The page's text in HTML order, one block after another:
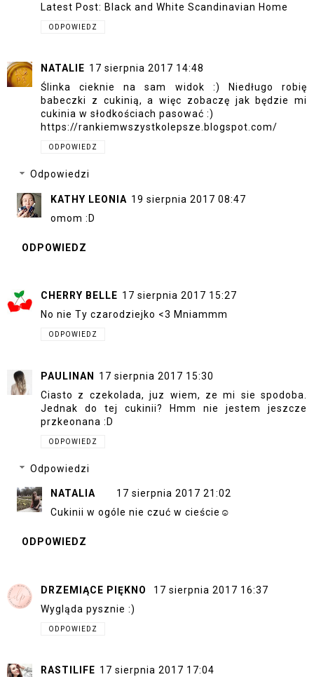
Latest Post: Black and White Scandinavian Home
ODPOWIEDZ
NATALIE 17 sierpnia 2017 14:48
Ślinka cieknie na sam widok :) Niedługo robię
babeczki z cukinią, a więc zobaczę jak będzie mi
cukinia w słodkościach pasować :)
https://rankiemwszystkolepsze.blogspot.com/
ODPOWIEDZ
Odpowiedzi
KATHY LEONIA 19 sierpnia 2017 08:47
omom :D
ODPOWIEDZ
CHERRY BELLE 17 sierpnia 2017 15:27
No nie Ty czarodziejko <3 Mniammm
ODPOWIEDZ
PAULINAN
17 sierpnia 2017 15:30
Ciasto z czekolada, juz wiem, ze mi sie spodoba.
Jednak do tej cukinii? Hmm nie jestem jeszcze
przkeonana :D
ODPOWIEDZ
Odpowiedzi
NATALIA
17 sierpnia 2017 21:02
Cukinii w ogóle nie czuć w cieście☺
ODPOWIEDZ
DRZEMIĄCE PIĘKNO
17 sierpnia 2017 16:37
Wygląda pysznie :)
ODPOWIEDZ
RASTILIFE 17 sierpnia 2017 17:04